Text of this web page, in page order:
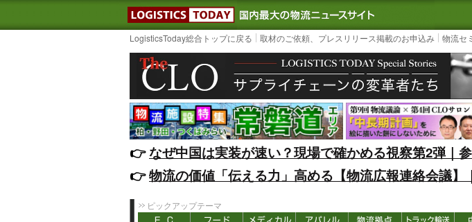
LOGISTICS TODAY｜国内最大の物流ニュース
3PL,
LogisticsToday総合トップに戻る 取材のご依頼、プレスリリース掲載のお申込み 物流セ
👉️なぜ中国は実装が速い？現場で確かめる視察第2弾｜
👉️物流の価値「伝える力」高める【物流広報連絡会議】
ピックアップテーマ